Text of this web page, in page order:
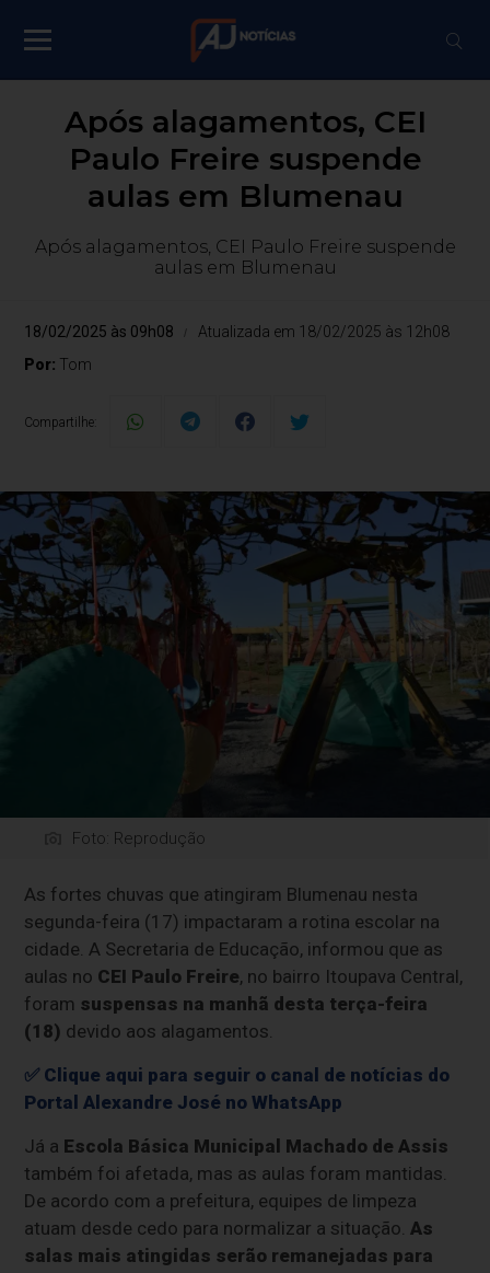
Após alagamentos, CEI
Paulo Freire suspende
aulas em Blumenau
Após alagamentos, CEI Paulo Freire suspende
aulas em Blumenau
18/02/2025 às 09h08
Atualizada em 18/02/2025 às 12h08
Por: Tom
Compartilhe:
Foto: Reprodução
As fortes chuvas que atingiram Blumenau nesta
segunda-feira (17) impactaram a rotina escolar na
cidade. A Secretaria de Educação, informou que as
aulas no CEI Paulo Freire, no bairro Itoupava Central,
foram suspensas na manhã desta terça-feira
(18) devido aos alagamentos.
✅ Clique aqui para seguir o canal de notícias do
Portal Alexandre José no WhatsApp
Já a Escola Básica Municipal Machado de Assis
também foi afetada, mas as aulas foram mantidas.
De acordo com a prefeitura, equipes de limpeza
atuam desde cedo para normalizar a situação.As
salas mais atingidas serão remanejadas para